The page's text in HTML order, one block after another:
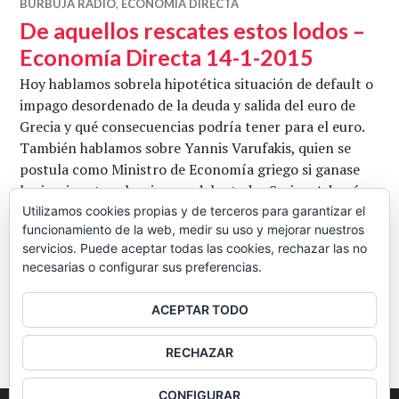
BURBUJA RADIO, ECONOMÍA DIRECTA
De aquellos rescates estos lodos –
Economía Directa 14-1-2015
Hoy hablamos sobrela hipotética situación de default o
impago desordenado de la deuda y salida del euro de
Grecia y qué consecuencias podría tener para el euro.
También hablamos sobre Yannis Varufakis, quien se
postula como Ministro de Economía griego si ganase
las inminentes elecciones adelantadas Syriza. Además
hablamos sobre la ampliación de capital del Banco
Santander y cómo ha afectado a su cotización y …
Seguir leyendoDe aquellos rescates estos lodos –
BARRA
LATERAL
Utilizamos cookies propias y de terceros para garantizar el
funcionamiento de la web, medir su uso y mejorar nuestros
servicios. Puede aceptar todas las cookies, rechazar las no
necesarias o configurar sus preferencias.
ACEPTAR TODO
RECHAZAR
CONFIGURAR